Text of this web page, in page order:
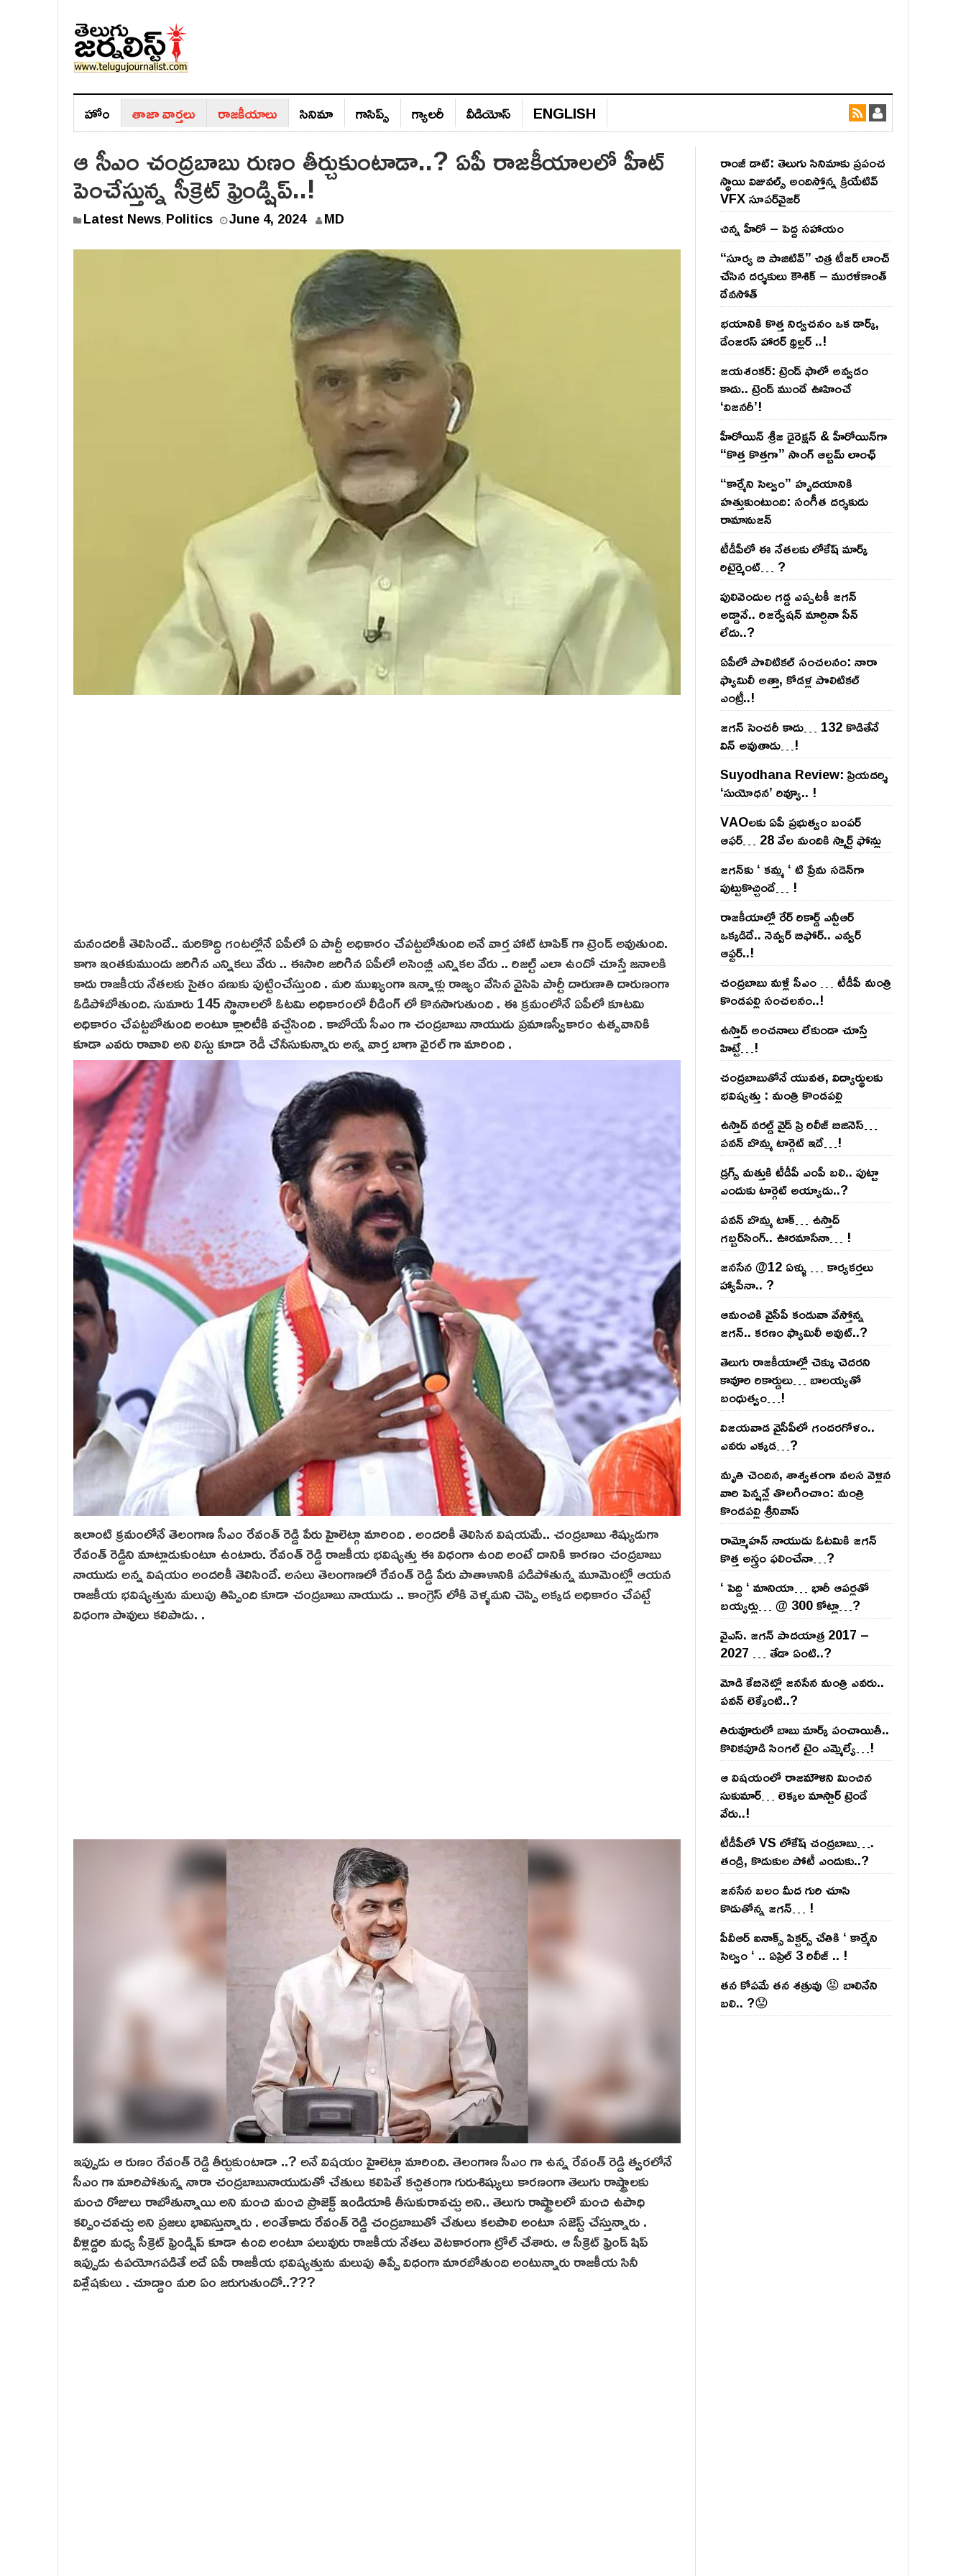
హోం తాజా వార్తలు రాజ‌కీయాలు సినిమా గాసిప్స్‌ గ్యాల‌రీ వీడియోస్‌ ENGLISH
ఆ సీఎం చంద్రబాబు రుణం తీర్చుకుంటాడా..? ఏపీ రాజకీయాలలో హీట్
పెంచేస్తున్న సీక్రెట్ ఫ్రెండ్షిప్..!
Latest News, Politics June 4, 2024 MD
మనందరికీ తెలిసిందే.. మరికొద్ది గంటల్లోనే ఏపీలో ఏ పార్టీ అధికారం చేపట్టబోతుంది అనే వార్త హాట్ టాపిక్ గా ట్రెండ్ అవుతుంది.
కాగా ఇంతకుముందు జరిగిన ఎన్నికలు వేరు .. ఈసారి జరిగిన ఏపీలో అసెంబ్లీ ఎన్నికల వేరు .. రిజల్ట్ ఎలా ఉందో చూస్తే జనాలకి
కాదు రాజకీయ నేతలకు సైతం వణుకు పుట్టించేస్తుంది . మరి ముఖ్యంగా ఇన్నాళ్లు రాజ్యం వేసిన వైసిపి పార్టీ దారుణాతి దారుణంగా
ఓడిపోబోతుంది. సుమారు 145 స్థానాలలో ఓటమి అధికారంలో లీడింగ్ లో కొనసాగుతుంది . ఈ క్రమంలోనే ఏపీలో కూటమి
అధికారం చేపట్టబోతుంది అంటూ క్లారిటీకి వచ్చేసింది . కాబోయే సీఎం గా చంద్రబాబు నాయుడు ప్రమాణస్వీకారం ఉత్సవానికి
కూడా ఎవరు రావాలి అని లిస్టు కూడా రెడీ చేసేసుకున్నారు అన్న వార్త బాగా వైరల్ గా మారింది .
ఇలాంటి క్రమంలోనే తెలంగాణ సీఎం రేవంత్ రెడ్డి పేరు హైలెట్గా మారింది . అందరికీ తెలిసిన విషయమే.. చంద్రబాబు శిష్యుడుగా
రేవంత్ రెడ్డిని మాట్లాడుకుంటూ ఉంటారు. రేవంత్ రెడ్డి రాజకీయ భవిష్యత్తు ఈ విధంగా ఉంది అంటే దానికి కారణం చంద్రబాబు
నాయుడు అన్న విషయం అందరికీ తెలిసిందే. అసలు తెలంగాణలో రేవంత్ రెడ్డి పేరు పాతాళానికి పడిపోతున్న మూమెంట్లో ఆయన
రాజకీయ భవిష్యత్తును మలుపు తిప్పింది కూడా చంద్రబాబు నాయుడు .. కాంగ్రెస్ లోకి వెళ్ళమని చెప్పి అక్కడ అధికారం చేపట్టే
విధంగా పావులు కలిపాడు. .
ఇప్పుడు ఆ రుణం రేవంత్ రెడ్డి తీర్చుకుంటాడా ..? అనే విషయం హైలెట్గా మారింది. తెలంగాణ సీఎం గా ఉన్న రేవంత్ రెడ్డి త్వరలోనే
సీఎం గా మారిపోతున్న నారా చంద్రబాబునాయుడుతో చేతులు కలిపితే కచ్చితంగా గురుశిష్యులు కారణంగా తెలుగు రాష్ట్రాలకు
మంచి రోజులు రాబోతున్నాయి అని మంచి మంచి ప్రాజెక్ట్ ఇండియాకి తీసుకురావచ్చు అని.. తెలుగు రాష్ట్రాలలో మంచి ఉపాధి
కల్పించవచ్చు అని ప్రజలు భావిస్తున్నారు . అంతేకాదు రేవంత్ రెడ్డి చంద్రబాబుతో చేతులు కలపాలి అంటూ సజెస్ట్ చేస్తున్నారు .
వీళ్లిద్దరి మధ్య సీక్రెట్ ఫ్రెండ్షిప్ కూడా ఉంది అంటూ పలువురు రాజకీయ నేతలు వెటకారంగా ట్రోల్ చేశారు. ఆ సీక్రెట్ ఫ్రెండ్ షిప్
ఇప్పుడు ఉపయోగపడితే అదే ఏపీ రాజకీయ భవిష్యత్తును మలుపు తిప్పే విధంగా మారబోతుంది అంటున్నారు రాజకీయ సినీ
విశ్లేషకులు . చూద్దాం మరి ఏం జరుగుతుందో..???
రాంజీ డాట్: తెలుగు సినిమాకు ప్రపంచ
స్థాయి విజువల్స్ అందిస్తోన్న క్రియేటివ్
VFX సూపర్‌వైజర్
చిన్న హీరో – పెద్ద సహాయం
“సూర్య బి పాజిటివ్” చిత్ర టీజర్ లాంచ్
చేసిన‌ దర్శకులు కౌశిక్ – మురళీకాంత్
దేవసోత్
భయానికి కొత్త నిర్వచనం ఒక డార్క్,
డేంజరస్ హారర్ థ్రిల్లర్ ..!
జయశంకర్: ట్రెండ్‌ ఫాలో అవ్వడం
కాదు.. ట్రెండ్‌ ముందే ఊహించే
‘విజనరీ’!
హీరోయిన్ శ్రీజ డైరెక్ష‌న్ & హీరోయిన్‌గా
“కొత్త కొత్తగా” సాంగ్ ఆల్బమ్ లాంఛ్
“కార్మేని సెల్వం” హృదయానికి
హత్తుకుంటుంది: సంగీత దర్శకుడు
రామానుజన్
టీడీపీలో ఈ నేత‌ల‌కు లోకేష్ మార్క్
రిటైర్మెంట్‌… ?
పులివెందుల గ‌డ్డ ఎప్ప‌ట‌కీ జ‌గ‌న్
అడ్డానే.. రిజ‌ర్వేష‌న్ మార్చినా సీన్
లేదు..?
ఏపీలో పొలిటిక‌ల్ సంచ‌ల‌నం: నారా
ఫ్యామిలీ అత్తా, కోడ‌ళ్ల పొలిటికల్
ఎంట్రీ..!
జ‌గ‌న్ సెంచ‌రీ కాదు… 132 కొడితేనే
విన్ అవుతాడు…!
Suyodhana Review: ప్రియదర్శి
‘సుయోధన’ రివ్యూ.. !
VAOల‌కు ఏపీ ప్ర‌భుత్వం బంప‌ర్
ఆఫ‌ర్‌… 28 వేల మందికి స్మార్ట్ ఫోన్లు
జ‌గ‌న్‌కు ‘ క‌మ్మ ‘ టి ప్రేమ స‌డెన్‌గా
పుట్టుకొచ్చిందే… !
రాజ‌కీయాల్లో రేర్ రికార్డ్ ఎన్టీఆర్
ఒక్క‌డిదే.. నెవ్వ‌ర్ బిఫోర్‌.. ఎవ్వ‌ర్
ఆఫ్ట‌ర్‌..!
చంద్ర‌బాబు మ‌ళ్లీ సీఎం … టీడీపీ మంత్రి
కొండ‌ప‌ల్లి సంచ‌ల‌నం..!
ఉస్తాద్ అంచ‌నాలు లేకుండా చూస్తే
హిట్టే…!
చంద్ర‌బాబుతోనే యువ‌త‌, విద్యార్థుల‌కు
భ‌విష్య‌త్తు : మంత్రి కొండ‌ప‌ల్లి
ఉస్తాద్ వ‌ర‌ల్డ్ వైడ్ ప్రి రిలీజ్ బిజినెస్‌…
ప‌వ‌న్ బొమ్మ టార్గెట్ ఇదే…!
డ్రగ్స్ మత్తుకి టీడీపీ ఎంపీ బలి.. పుట్టా
ఎందుకు టార్గెట్ అయ్యాడు..?
ప‌వ‌న్ బొమ్మ టాక్‌… ఉస్తాద్
గ‌బ్బ‌ర్‌సింగ్‌.. ఊర‌మాసేనా… !
జనసేన @12 ఏళ్ళు … కార్యకర్తలు
హ్యాపీనా.. ?
ఆమంచికి వైసీపీ కండువా వేస్తోన్న
జ‌గ‌న్‌.. క‌ర‌ణం ఫ్యామిలీ అవుట్‌..?
తెలుగు రాజ‌కీయాల్లో చెక్కు చెద‌ర‌ని
కావూరి రికార్డులు… బాల‌య్యతో
బంధుత్వం…!
విజ‌య‌వాడ వైసీపీలో గంద‌ర‌గోళం..
ఎవ‌రు ఎక్క‌డ‌…?
మృతి చెందిన, శాశ్వతంగా వలస వెళ్లిన
వారి పెన్ష‌న్లే తొల‌గించాం: మంత్రి
కొండపల్లి శ్రీనివాస్
రామ్మోహ‌న్ నాయుడు ఓట‌మికి జ‌గ‌న్
కొత్త అస్త్రం ఫ‌లించేనా…?
‘ పెద్ది ‘ మానియా… భారీ ఆప‌ర్ల‌తో
బ‌య్య‌ర్లు… @ 300 కోట్లా…?
వైఎస్‌. జ‌గ‌న్ పాద‌యాత్ర 2017 –
2027 … తేడా ఏంటి..?
మోడి కేబినెట్లో జ‌నసేన మంత్రి ఎవ‌రు..
ప‌వ‌న్ లెక్కేంటి..?
తిరువూరులో బాబు మార్క్ పంచాయితీ..
కొలిక‌పూడి సింగ‌ల్ టైం ఎమ్మెల్యే…!
ఆ విష‌యంలో రాజ‌మౌళిని మించిన
సుకుమార్‌… లెక్క‌ల మాస్టార్ ట్రెండే
వేరు..!
టీడీపీలో VS లోకేష్ చంద్ర‌బాబు….
తండ్రి, కొడుకుల పోటీ ఎందుకు..?
జ‌న‌సేన బ‌లం మీద గురి చూసి
కొడుతోన్న జ‌గ‌న్‌… !
పీవీఆర్ ఐనాక్స్ పిక్చర్స్ చేతికి ‘ కార్మేని
సెల్వం ‘ .. ఏప్రిల్ 3 రిలీజ్ .. !
తన కోపమే తన శత్రువు 😡 బాలినేని
బలి.. ?😟